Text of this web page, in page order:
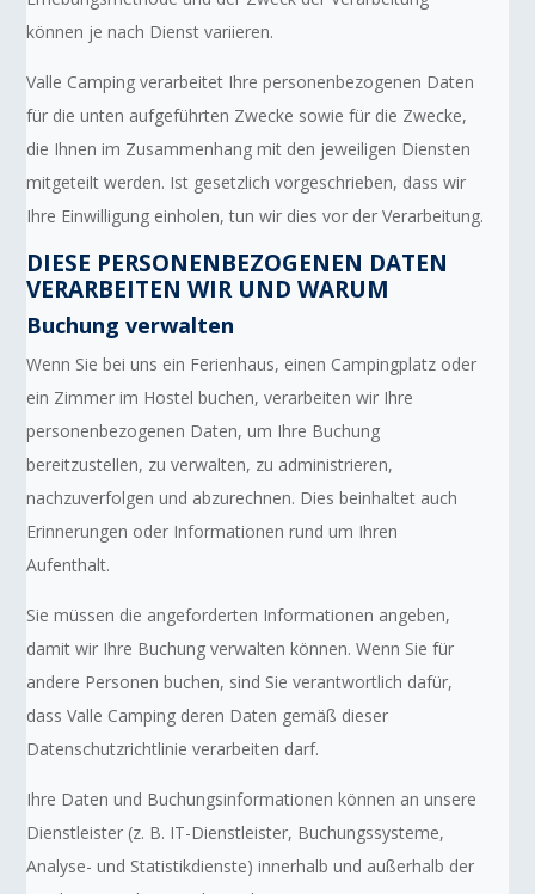
können je nach Dienst variieren.
Valle Camping verarbeitet Ihre personenbezogenen Daten
für die unten aufgeführten Zwecke sowie für die Zwecke,
die Ihnen im Zusammenhang mit den jeweiligen Diensten
mitgeteilt werden. Ist gesetzlich vorgeschrieben, dass wir
Ihre Einwilligung einholen, tun wir dies vor der Verarbeitung.
DIESE PERSONENBEZOGENEN DATEN
VERARBEITEN WIR UND WARUM
Buchung verwalten
Wenn Sie bei uns ein Ferienhaus, einen Campingplatz oder
ein Zimmer im Hostel buchen, verarbeiten wir Ihre
personenbezogenen Daten, um Ihre Buchung
bereitzustellen, zu verwalten, zu administrieren,
nachzuverfolgen und abzurechnen. Dies beinhaltet auch
Erinnerungen oder Informationen rund um Ihren
Aufenthalt.
Sie müssen die angeforderten Informationen angeben,
damit wir Ihre Buchung verwalten können. Wenn Sie für
andere Personen buchen, sind Sie verantwortlich dafür,
dass Valle Camping deren Daten gemäß dieser
Datenschutzrichtlinie verarbeiten darf.
Ihre Daten und Buchungsinformationen können an unsere
Dienstleister (z. B. IT-Dienstleister, Buchungssysteme,
Analyse- und Statistikdienste) innerhalb und außerhalb der